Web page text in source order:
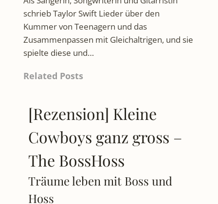
schrieb Taylor Swift Lieder über den
Kummer von Teenagern und das
Zusammenpassen mit Gleichaltrigen, und sie
spielte diese und…
Related Posts
[Rezension] Kleine
Cowboys ganz gross –
The BossHoss
Träume leben mit Boss und
Hoss